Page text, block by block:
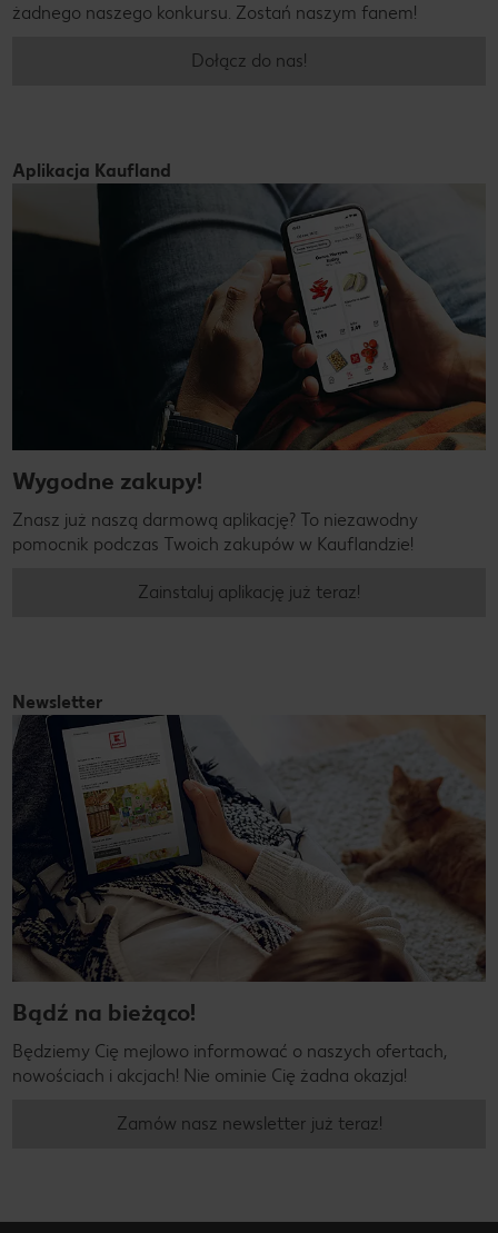
żadnego naszego konkursu. Zostań naszym fanem!
Dołącz do nas!
Aplikacja Kaufland
Wygodne zakupy!
Znasz już naszą darmową aplikację? To niezawodny
pomocnik podczas Twoich zakupów w Kauflandzie!
Zainstaluj aplikację już teraz!
Newsletter
Bądź na bieżąco!
Będziemy Cię mejlowo informować o naszych ofertach,
nowościach i akcjach! Nie ominie Cię żadna okazja!
Zamów nasz newsletter już teraz!